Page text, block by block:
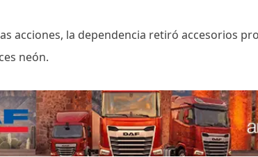
acciones, la dependencia retiró accesorios
neón.